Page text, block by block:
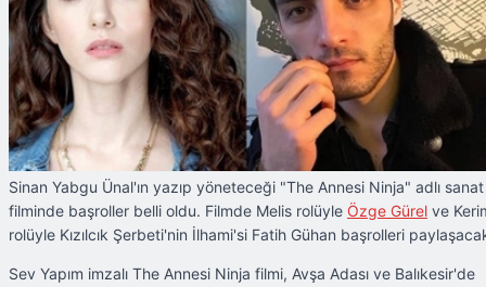
Sinan Yabgu Ünal'ın yazıp yöneteceği "The Annesi Ninja" adlı sanat
filminde başroller belli oldu. Filmde Melis rolüyle Özge Gürel ve
rolüyle Kızılcık Şerbeti'nin İlhami'si Fatih Gühan başrolleri
Sev Yapım imzalı The Annesi Ninja filmi, Avşa Adası ve Balıkesir'de